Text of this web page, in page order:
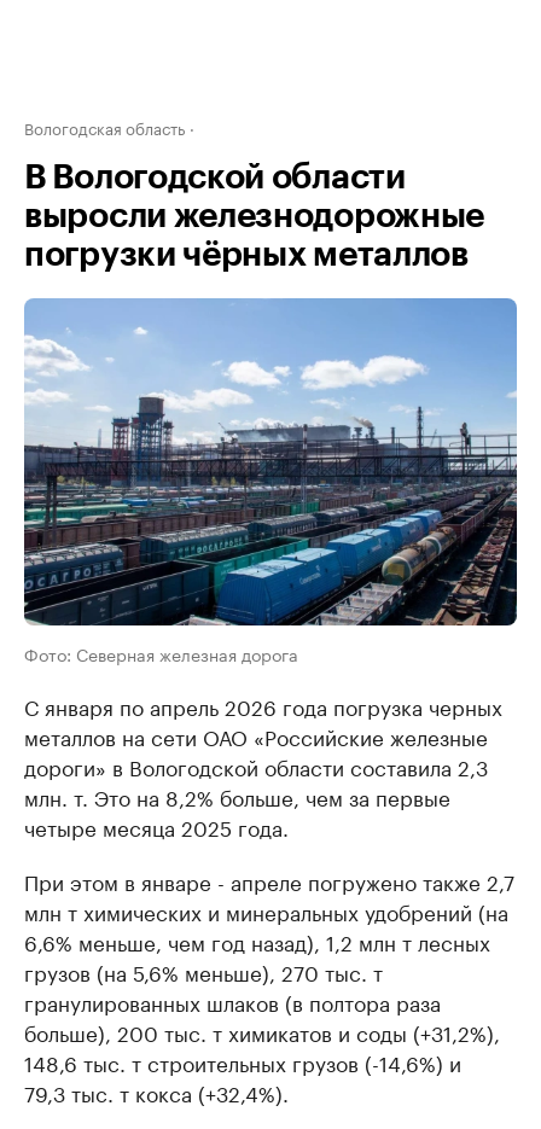
Вологодская область
В Вологодской области
выросли железнодорожные
погрузки чёрных металлов
Фото: Северная железная дорога
С января по апрель 2026 года погрузка черных
металлов на сети ОАО «Российские железные
дороги» в Вологодской области составила 2,3
млн. т. Это на 8,2% больше, чем за первые
четыре месяца 2025 года.
При этом в январе - апреле погружено также 2,7
млн т химических и минеральных удобрений (на
6,6% меньше, чем год назад), 1,2 млн т лесных
грузов (на 5,6% меньше), 270 тыс. т
гранулированных шлаков (в полтора раза
больше), 200 тыс. т химикатов и соды (+31,2%),
148,6 тыс. т строительных грузов (-14,6%) и
79,3 тыс. т кокса (+32,4%).